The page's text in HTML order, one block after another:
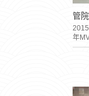
管
年